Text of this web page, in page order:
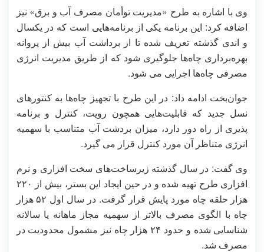
وی با اشاره به طرح «مدیریت توأمان مصرف آب و برق» نیز
اضافه کرد: این برنامه یکی از برنامه‌هایی است که در یکسال
و اندی گذشته تعریف شده تا از برداشت آب بیش از پروانه
بهره‌برداری چاه‌ها جلوگیری شود که از طریق مدیریت انرژی
مصرفی چاه‌ها اجرایی می شود.
جوان‌بخت ادامه داد: در این طرح با تجهیز چاه‌ها به کنتورهای
نسل جدید که قابلیت‌هایی همچون رویت، کنترل و برنامه
پذیری از راه دور دارد، میزان بردشت آب متناسب با سهمیه
انرژی متناظر آن مورد کنترل قرار می گیرد.
وی گفت: در سال گذشته زیرساخت‌های سخت افزاری و نرم
افزاری طرح تهیه شده و در حین ایجاد این بستر، بیش از ۲۲۰
هزار حلقه چاه مورد پایش قرار گرفت. در سال اول ۵۲ هزار
چاه با الگوی مصرف بالاتر از سهمیه مجاز ماهانه یا سالانه
شناسایی شده و حدود ۲۴ هزار چاه نیز مشمول محدودیت در
مصرف شد.